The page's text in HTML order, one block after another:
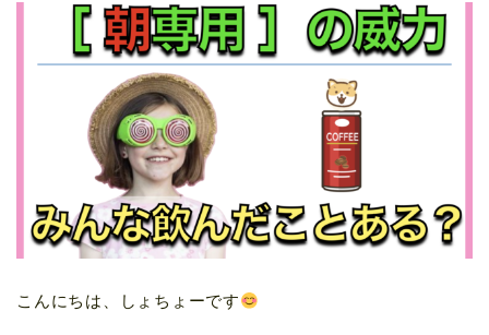
こんにちは、しょちょーです